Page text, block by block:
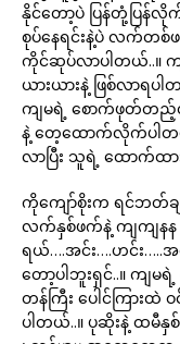
နိုင်တော့ပဲ ပြန်တုံ့ပြန်
စုပ်နေရင်းနဲ့ပဲ လက်တစ်
ကိုင်ဆုပ်လာပါတယ်..။
ယားယားနဲ့ ဖြစ်လာရ
ကျမရဲ့ စောက်ဖုတ်တည့်
နဲ့ တေ့ထောက်လိုက်ပါတ
လာပြီး သူရဲ့ ထောက်ထ
ကိုကျော်စိုးက ရင်ဘတ်ခ
လက်နှစ်ဖက်နဲ့ ကျကျနန
ရယ်….အင်း….ဟင်း…..
တော့ပါဘူးရှင်..။ ကျမရဲ့
တန်ကြီး ပေါင်ကြား
ပါတယ်..။ ပုဆိုးနဲ့ ထမီနှ